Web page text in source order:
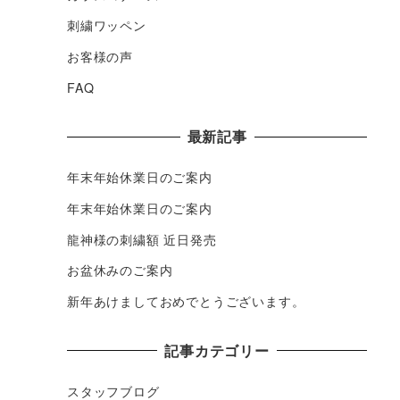
刺繍ワッペン
お客様の声
FAQ
最新記事
年末年始休業日のご案内
年末年始休業日のご案内
龍神様の刺繍額 近日発売
お盆休みのご案内
新年あけましておめでとうございます。
記事カテゴリー
スタッフブログ